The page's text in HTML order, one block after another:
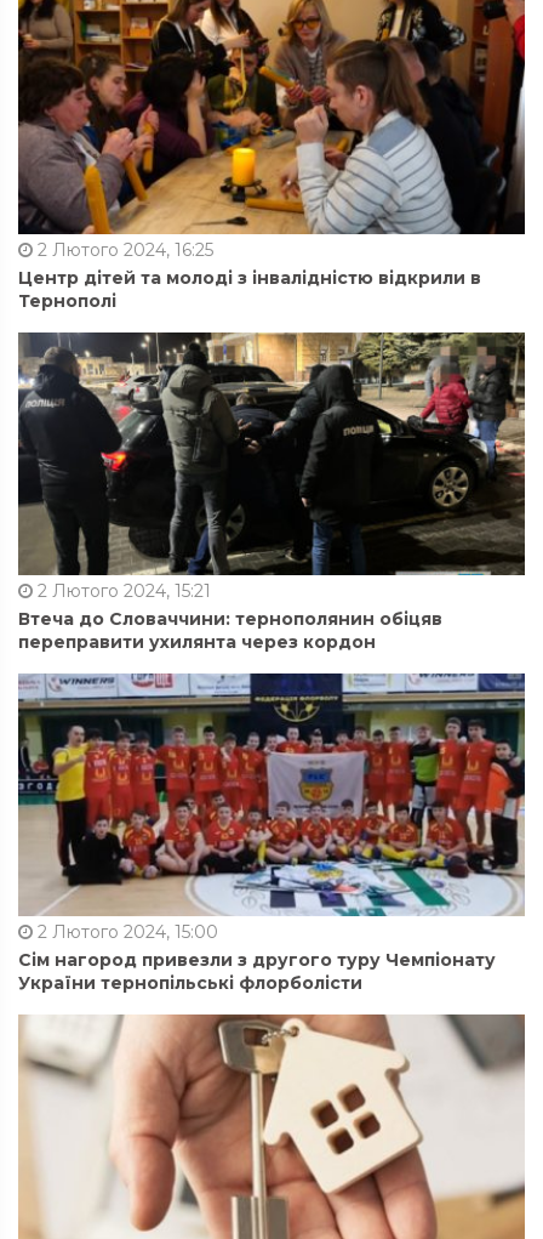
2 Лютого 2024, 16:25
Центр дітей та молоді з інвалідністю відкрили в
Тернополі
2 Лютого 2024, 15:21
Втеча до Словаччини: тернополянин обіцяв
переправити ухилянта через кордон
2 Лютого 2024, 15:00
Сім нагород привезли з другого туру Чемпіонату
України тернопільські флорболісти